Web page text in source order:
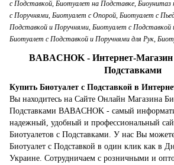
с Подставкой, Биотуалет на Подставке,
с Поручнями, Биотуалет с Опорой, Биотуалет с
Подставкой и Поручнями, Биотуалет с Подставкой
Биотуалет с Подставкой и Поручнями для Рук,
BABACHOK - Интернет-Магазин
Подставками
Купить Биотуалет с Подставкой в
Вы находитесь на Сайте Онлайн Магазина
Подставками BABACHOK - самый
надежный, удобный и профессиональный
Биотуалетов с Подставками. У нас Вы
Биотуалет с Подставкой в один клик как в
Украине. Сотрудничаем с розничными и